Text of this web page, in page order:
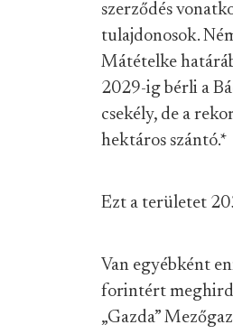
szerződés
tulajdonosok.
Mátételke
2029-ig bérli a
csekély, de a
hektáros szántó.*
Ezt a területet
Van egyébként
forintért
„Gazda”